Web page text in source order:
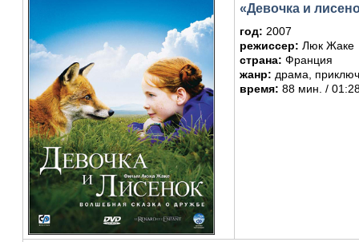
«Девочка и
год: 2007
режиссер: Люк Жаке
страна: Франция
жанр: драма,
время: 88 мин. /